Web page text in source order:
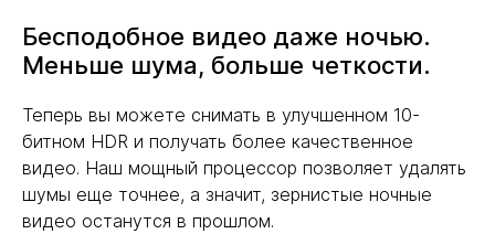
Бесподобное видео даже ночью.
Меньше шума, больше четкости.
Теперь вы можете снимать в улучшенном 10-
битном HDR и получать более качественное
видео. Наш мощный процессор позволяет удалять
шумы еще точнее, а значит, зернистые ночные
видео останутся в прошлом.